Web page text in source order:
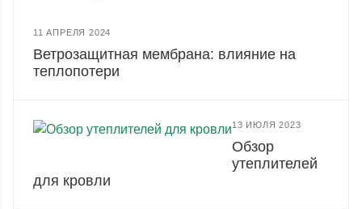
11 АПРЕЛЯ 2024
Ветрозащитная мембрана: влияние на
теплопотери
13 ИЮЛЯ 2023
Обзор
утеплителей
для кровли